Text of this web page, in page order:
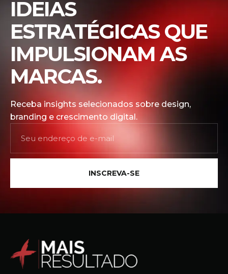
IDEIAS
ESTRATÉGICAS QUE
IMPULSIONAM AS
MARCAS.
Receba insights selecionados sobre design,
branding e crescimento digital.
INSCREVA-SE